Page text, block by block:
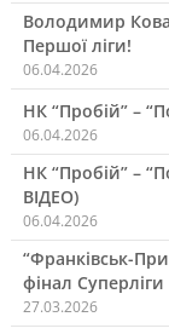
Володимир
Першої ліги!
06.04.2026
НК “Пробій” –
06.04.2026
НК “Пробій” –
ВІДЕО)
06.04.2026
“Франківськ-
фінал Суперліги
27.03.2026